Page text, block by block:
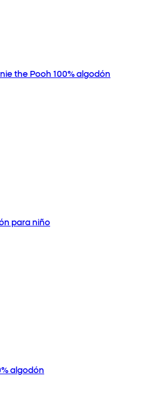
the Pooh 100% algodón
para niño
algodón